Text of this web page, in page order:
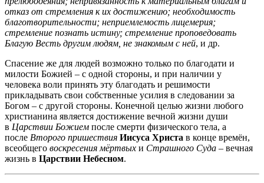
отказ от стремления к их достижению; необходимость
благотворительности; неприемлемость лицемерия;
стремление познать истину; стремление проповедовать
Благую Весть другим людям, не знакомым с ней, и др.
Спасение же для людей возможно только по благодати и
милости Божией – с одной стороны, и при наличии у
человека воли принять эту благодать и решимости
прикладывать свои собственные усилия в следовании за
Богом – с другой стороны. Конечной целью жизни любого
христианина является достижение вечной жизни души
в Царствии Божием после смерти физического тела, а
после Второго пришествия Иисуса Христа в конце времён,
всеобщего воскресения мёртвых и Страшного Суда – вечная
жизнь в Царствии Небесном.